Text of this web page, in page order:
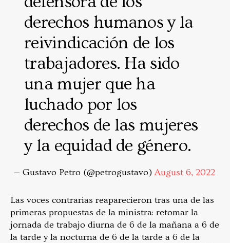
derechos humanos y la
reivindicación de los
trabajadores. Ha sido
una mujer que ha
luchado por los
derechos de las mujeres
y la equidad de género.
— Gustavo Petro (@petrogustavo)August 6, 2022
Las voces contrarias reaparecieron tras una de las
primeras propuestas de la ministra: retomar la
jornada de trabajo diurna de 6 de la mañana a 6 de
la tarde y la nocturna de 6 de la tarde a 6 de la